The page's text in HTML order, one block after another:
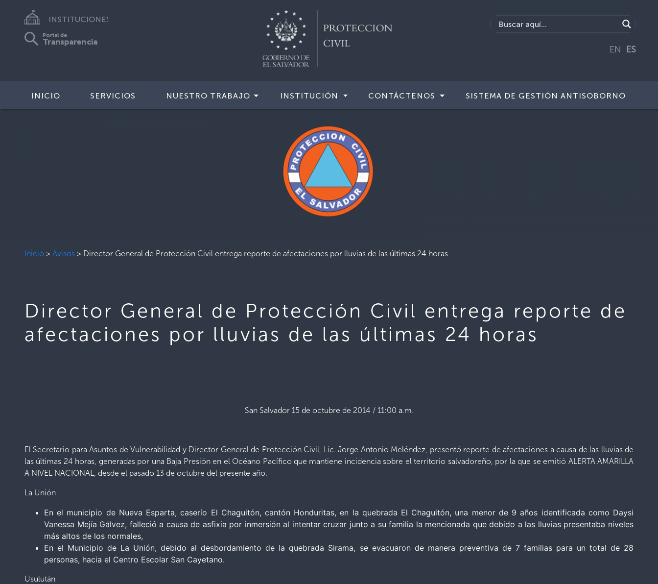
INSTITUCIONES
Portal de
Transparencia
EN ES
INICIO SERVICIOS NUESTRO TRABAJO INSTITUCIÓN CONTÁCTENOS SISTEMA DE GESTIÓN ANTISOBORNO
Inicio > Avisos > Director General de Protección Civil entrega reporte de afectaciones por lluvias de las últimas 24 horas
Director General de Protección Civil entrega reporte de
afectaciones por lluvias de las últimas 24 horas
San Salvador 15 de octubre de 2014 / 11:00 a.m.
El Secretario para Asuntos de Vulnerabilidad y Director General de Protección Civil, Lic. Jorge Antonio Meléndez, presentó reporte de afectaciones a causa de las lluvias de
las últimas 24 horas, generadas por una Baja Presión en el Océano Pacífico que mantiene incidencia sobre el territorio salvadoreño, por la que se emitió ALERTA AMARILLA
A NIVEL NACIONAL, desde el pasado 13 de octubre del presente año.
La Unión
En el municipio de Nueva Esparta, caserío El Chaguitón, cantón Honduritas, en la quebrada El Chaguitón, una menor de 9 años identificada como Daysi
Vanessa Mejía Gálvez, falleció a causa de asfixia por inmersión al intentar cruzar junto a su familia la mencionada que debido a las lluvias presentaba niveles
más altos de los normales,
En el Municipio de La Unión, debido al desbordamiento de la quebrada Sirama, se evacuaron de manera preventiva de 7 familias para un total de 28
personas, hacia el Centro Escolar San Cayetano.
Usulután